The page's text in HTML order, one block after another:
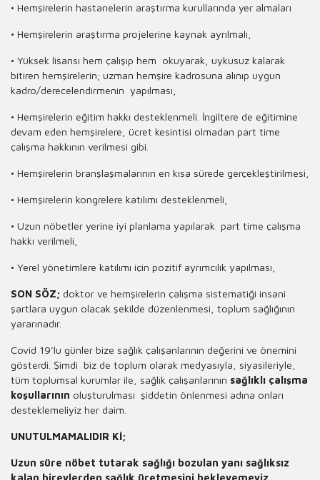
• Hemşirelerin hastanelerin araştırma kurullarında yer almaları
• Hemşirelerin araştırma projelerine kaynak ayrılmalı,
• Yüksek lisansı hem çalışıp hem okuyarak, uykusuz kalarak
bitiren hemşirelerin; uzman hemşire kadrosuna alınıp uygun
kadro/derecelendirmenin yapılması,
• Hemşirelerin eğitim hakkı desteklenmeli. İngiltere de eğitimine
devam eden hemşirelere, ücret kesintisi olmadan part time
çalışma hakkının verilmesi gibi.
• Hemşirelerin branşlaşmalarının en kısa sürede gerçekleştirilmesi,
• Hemşirelerin kongrelere katılımı desteklenmeli,
• Uzun nöbetler yerine iyi planlama yapılarak part time çalışma
hakkı verilmeli,
• Yerel yönetimlere katılımı için pozitif ayrımcılık yapılması,
SON SÖZ; doktor ve hemşirelerin çalışma sistematiği insani
şartlara uygun olacak şekilde düzenlenmesi, toplum sağlığının
yararınadır.
Covid 19’lu günler bize sağlık çalışanlarının değerini ve önemini
gösterdi. Şimdi biz de toplum olarak medyasıyla, siyasileriyle,
tüm toplumsal kurumlar ile, sağlık çalışanlarının sağlıklı çalışma
koşullarının oluşturulması şiddetin önlenmesi adına onları
desteklemeliyiz her daim.
UNUTULMAMALIDIR Kİ;
Uzun süre nöbet tutarak sağlığı bozulan yanı sağlıksız
kalan bireylerden sağlık üretmesini bekleyemeyiz..